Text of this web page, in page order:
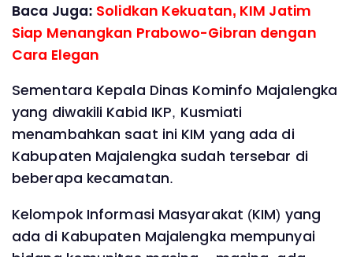
Baca Juga: Solidkan Kekuatan, KIM Jatim
Siap Menangkan Prabowo-Gibran dengan
Cara Elegan
Sementara Kepala Dinas Kominfo Majalengka
yang diwakili Kabid IKP, Kusmiati
menambahkan saat ini KIM yang ada di
Kabupaten Majalengka sudah tersebar di
beberapa kecamatan.
Kelompok Informasi Masyarakat (KIM) yang
ada di Kabupaten Majalengka mempunyai